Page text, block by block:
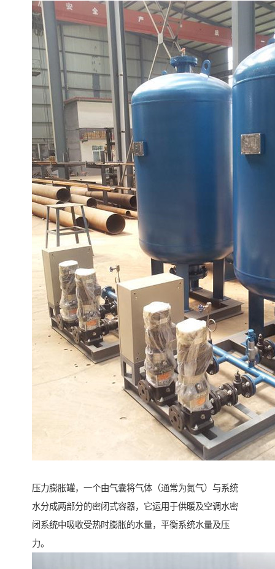
压力膨胀罐，一个由气囊将气体（通常为氮气）与系统
水分成两部分的密闭式容器，它运用于供暖及空调水密
闭系统中吸收受热时膨胀的水量，平衡系统水量及压
力。